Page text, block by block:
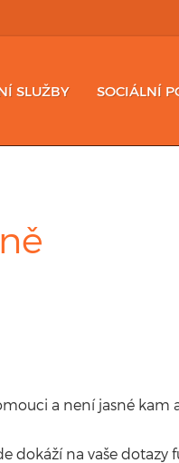
SLUŽBY SOCIÁLNÍ
a není jasné kam
dokáží na vaše dotazy